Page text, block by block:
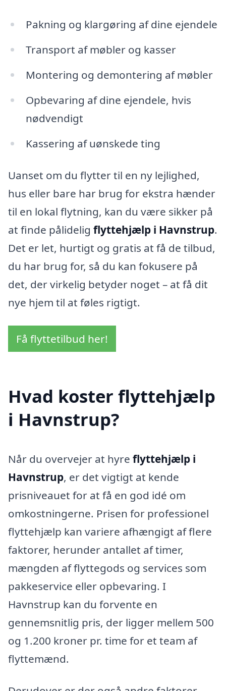
Pakning og klargøring af dine ejendele
Transport af møbler og kasser
Montering og demontering af møbler
Opbevaring af dine ejendele, hvis
nødvendigt
Kassering af uønskede ting
Uanset om du flytter til en ny lejlighed,
hus eller bare har brug for ekstra hænder
til en lokal flytning, kan du være sikker på
at finde pålidelig flyttehjælp i Havnstrup.
Det er let, hurtigt og gratis at få de tilbud,
du har brug for, så du kan fokusere på
det, der virkelig betyder noget – at få dit
nye hjem til at føles rigtigt.
Få flyttetilbud her!
Hvad koster flyttehjælp
i Havnstrup?
Når du overvejer at hyre flyttehjælp i
Havnstrup, er det vigtigt at kende
prisniveauet for at få en god idé om
omkostningerne. Prisen for professionel
flyttehjælp kan variere afhængigt af flere
faktorer, herunder antallet af timer,
mængden af flyttegods og services som
pakkeservice eller opbevaring. I
Havnstrup kan du forvente en
gennemsnitlig pris, der ligger mellem 500
og 1.200 kroner pr. time for et team af
flyttemænd.